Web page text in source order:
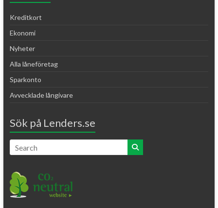
Kreditkort
Ekonomi
Nyheter
Alla låneföretag
Sparkonto
Avvecklade långivare
Sök på Lenders.se